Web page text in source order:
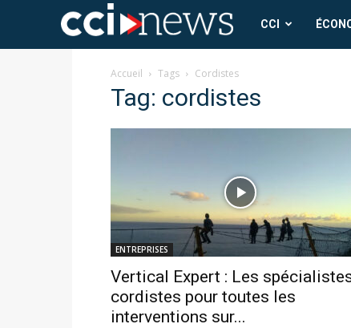
CCICCI
Accueil Tags Cordistes
Tag: cordistes
ENTREPRISES
Vertical Expert : Les
cordistes pour toutes les
interventions sur...